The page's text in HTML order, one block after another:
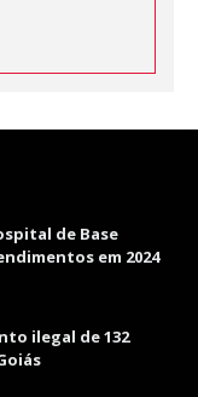
de Base
em 2024
ilegal de 132